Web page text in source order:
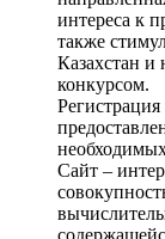
интереса к
также
Казахстан и
конкурсом.
Сайт –